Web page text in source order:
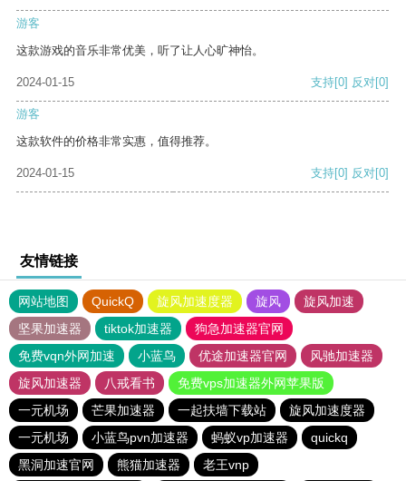
游客
这款游戏的音乐非常优美，听了让人心旷神怡。
2024-01-15 支持[0] 反对[0]
游客
这款软件的价格非常实惠，值得推荐。
2024-01-15 支持[0] 反对[0]
友情链接
网站地图 QuickQ 旋风加速度器 旋风
旋风加速
坚果加速器
tiktok加速器
狗急加速器官网
免费vqn外网加速
小蓝鸟 优途加速器官网
风驰加速器
旋风加速器
八戒看书
免费vps加速器外网苹果版
一元机场
芒果加速器 一起扶墙下载站
旋风加速度器
一元机场
小蓝鸟pvn加速器 蚂蚁vp加速器
quickq
黑洞加速官网
熊猫加速器 老王vnp